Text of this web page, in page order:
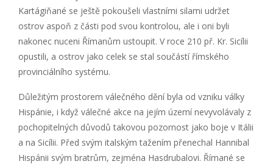
Kartágiňané se ještě pokoušeli vlastními silami udržet
ostrov aspoň z části pod svou kontrolou, ale i oni byli
nakonec nuceni Římanům ustoupit. V roce 210 př. Kr. Sicílii
opustili, a ostrov jako celek se stal součástí římského
provinciálního systému.
Důležitým prostorem válečného dění byla od vzniku války
Hispánie, i když válečné akce na jejím území nevyvolávaly z
pochopitelných důvodů takovou pozornost jako boje v Itálii
a na Sicílii. Před svým italským tažením přenechal Hannibal
Hispánii svým bratrům, zejména Hasdrubalovi. Římané se